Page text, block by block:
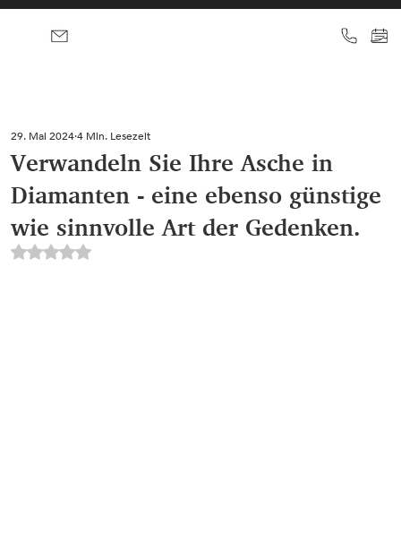
Verwandeln Sie Ihre Asche in
Diamanten - eine ebenso günstige
wie sinnvolle Art der Gedenken.
29. Mai 2024 4 Min. Lesezeit
Mit NaN von 5 Sternen bewertet.